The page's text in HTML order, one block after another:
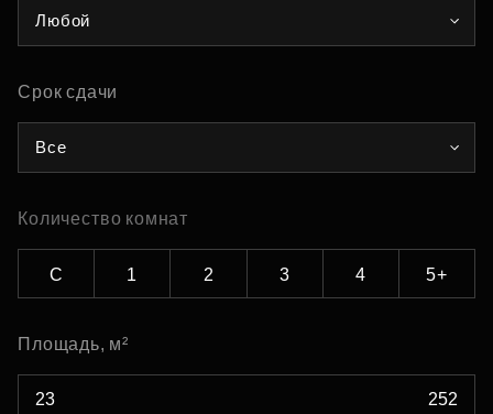
Любой
Срок сдачи
Все
Количество комнат
С 1 2 3 4 5+
Площадь, м²